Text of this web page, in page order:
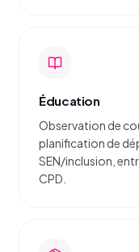
Éducation
Observation de
planification de
SEN/inclusion,
CPD.